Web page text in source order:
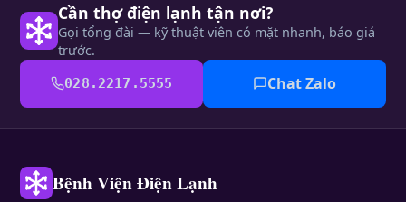
Cần thợ điện lạnh tận nơi?
Gọi tổng đài — kỹ thuật viên có mặt nhanh, báo giá
trước.
028.2217.5555 Chat Zalo
Bệnh Viện Điện Lạnh